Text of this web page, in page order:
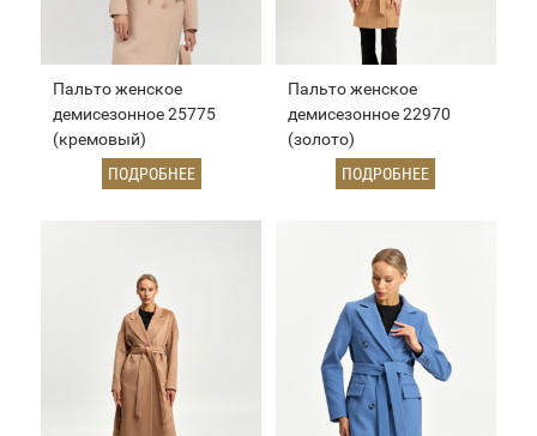
Пальто женское
демисезонное 25775
(кремовый)
ПОДРОБНЕЕ
Пальто женское
демисезонное 22970
(золото)
ПОДРОБНЕЕ